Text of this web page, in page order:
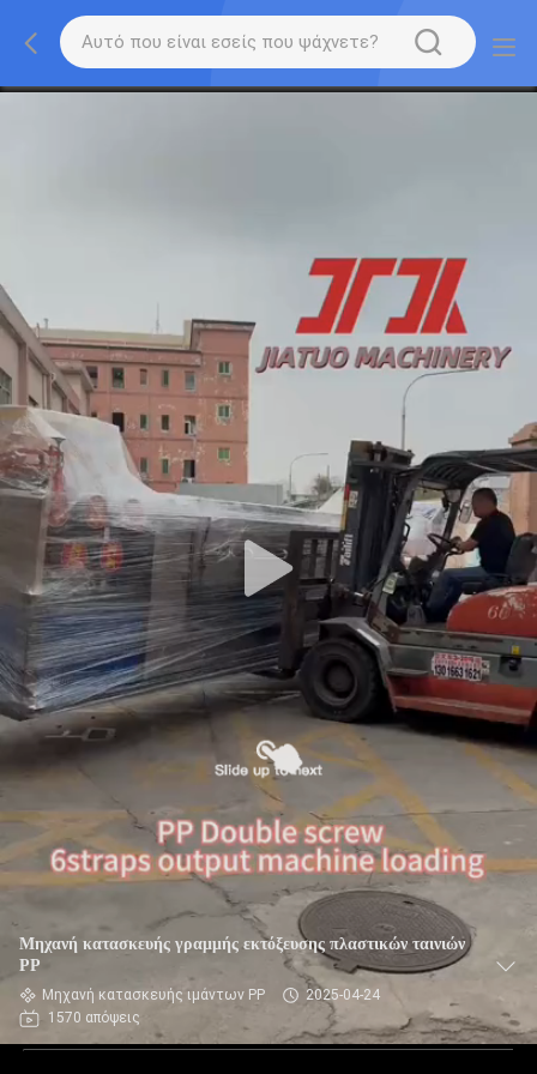
Μηχανή κατασκευής γραμμής εκτόξευσης πλαστικών ταινιών
PP
Μηχανή κατασκευής ιμάντων PP
2025-04-24
1570 απόψεις